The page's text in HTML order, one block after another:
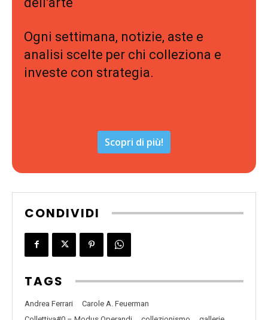
Ogni settimana, notizie, aste e
analisi scelte per chi colleziona e
investe con strategia.
Scopri di più!
CONDIVIDI
TAGS
Andrea Ferrari
Carole A. Feuerman